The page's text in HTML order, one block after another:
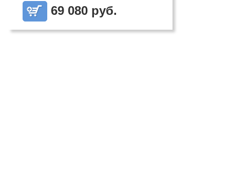
69 080 руб.